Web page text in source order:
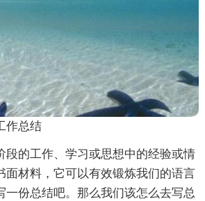
作总结
段的工作、学习或思想中的经验或情
面材料，它可以有效锻炼我们的语言
一份总结吧。那么我们该怎么去写总